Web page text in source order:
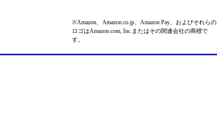
※Amazon、Amazon.co.jp、Amazon Pay、およびそれらの
ロゴはAmazon.com, Inc.またはその関連会社の商標で
す。